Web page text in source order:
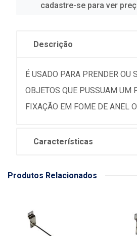
cadastre-se para ver
Descrição
É USADO PARA PRENDER OU
OBJETOS QUE PUSSUAM UM
FIXAÇÃO EM FOME DE ANEL
Características
Produtos Relacionados